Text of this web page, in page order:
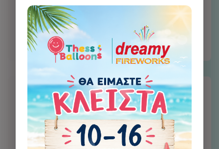
Γρήγορες αποστολές
παραγγελιών